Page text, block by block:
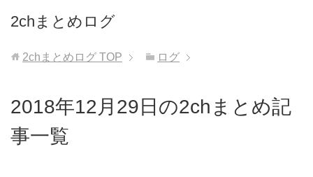
2chまとめログ
2chまとめログ TOP ログ
2018年12月29日の2chまとめ記
事一覧